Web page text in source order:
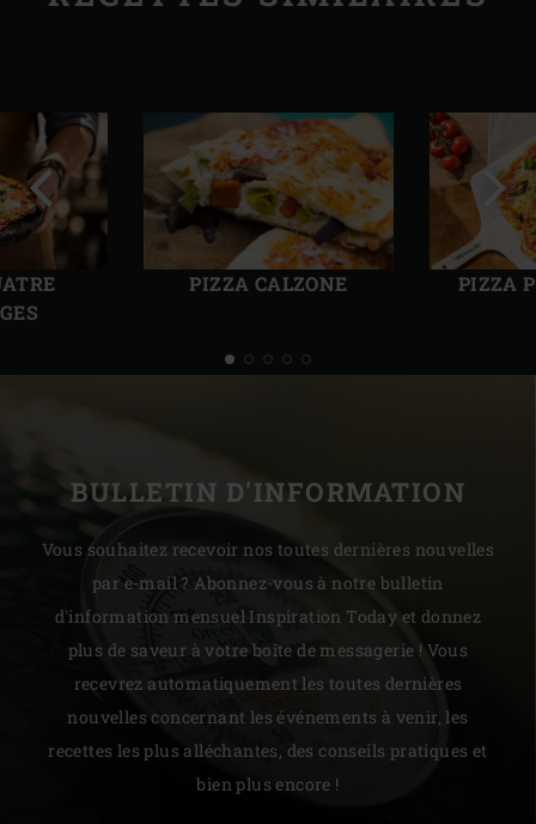
PIZZA CALZONE PIZZA
précédente
BULLETIN D'INFORMATION
Vous souhaitez recevoir nos toutes dernières nouvelles
par e-mail ? Abonnez-vous à notre bulletin
d'information mensuel Inspiration Today et donnez
plus de saveur à votre boîte de messagerie ! Vous
recevrez automatiquement les toutes dernières
nouvelles concernant les événements à venir, les
recettes les plus alléchantes, des conseils pratiques et
bien plus encore !